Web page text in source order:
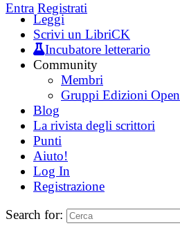
Entra Registrati
Leggi
Scrivi un LibriCK
Incubatore letterario
Community
Membri
Gruppi Edizioni Open
Blog
La rivista degli scrittori
Punti
Aiuto!
Log In
Registrazione
Search for: